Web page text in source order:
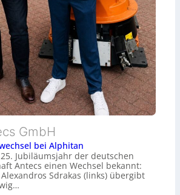
GmbH
bei Alphitan
Jubiläumsjahr der deutschen
Antecs einen Wechsel bekannt:
Sdrakas (links) übergibt